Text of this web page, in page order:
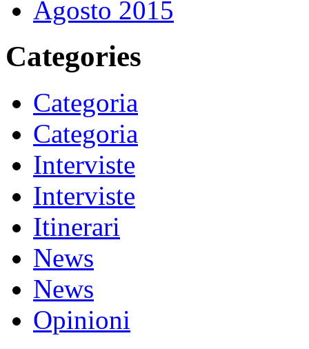
Agosto 2015
Categories
Categoria
Categoria
Interviste
Interviste
Itinerari
News
News
Opinioni